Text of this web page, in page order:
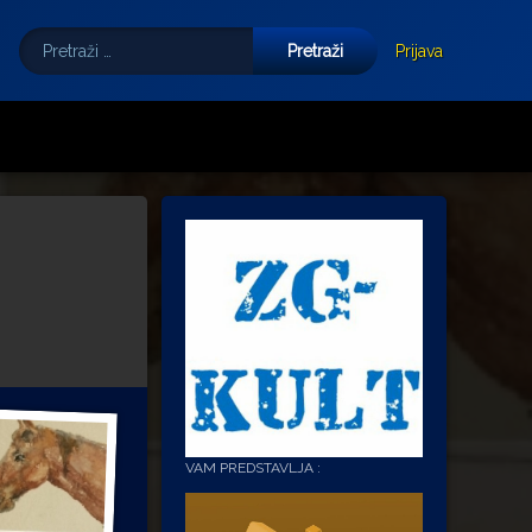
mail
Pretraži:
Prijava
VAM PREDSTAVLJA :